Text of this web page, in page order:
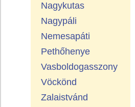
Nagykutas
Nagypáli
Nemesapáti
Pethőhenye
Vasboldogasszony
Vöckönd
Zalaistvánd